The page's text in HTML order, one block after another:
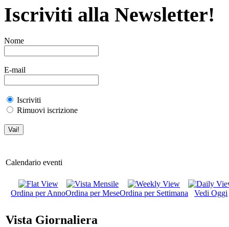
Iscriviti alla Newsletter!
Nome
E-mail
Iscriviti
Rimuovi iscrizione
Calendario eventi
Ordina per AnnoOrdina per MeseOrdina per Settimana Vedi Oggi
Vista Giornaliera